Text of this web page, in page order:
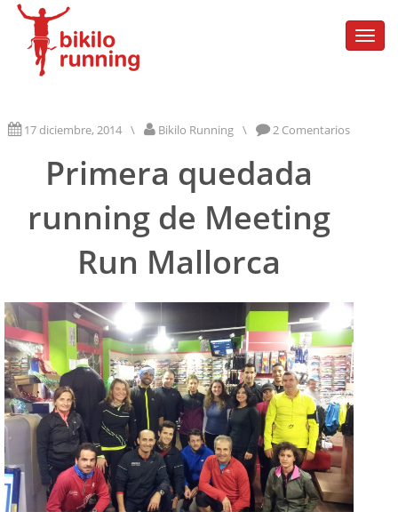
17 diciembre, 2014 \ Bikilo Running \ 2 Comentarios
Primera quedada
running de Meeting
Run Mallorca